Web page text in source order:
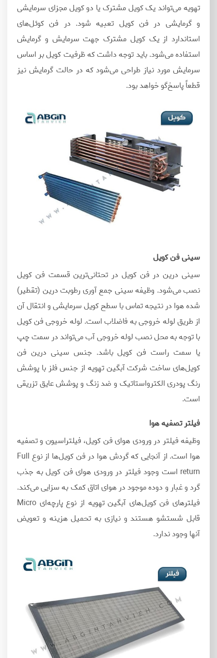
تهویه می‌تواند یک کویل مشترک یا دو کویل مجزای سرمایشی
و گرمایشی در فن کویل تعبیه شود. در فن‌ کوئل‌های
استاندارد از یک کویل مشترک جهت سرمایش و گرمایش
استفاده می‌شود. باید توجه داشت که ظرفیت کویل بر اساس
سرمایش مورد نیاز طراحی می‌شود که در حالت گرمایش نیز
قطعاً پاسخ‌گو خواهد بود.
سینی فن کویل
سینی درین در فن کویل در تحتانی‌ترین قسمت فن کویل
نصب می‌شود. وظیفه سینی جمع آوری رطوبت درین (تقطیر)
شده هوا در نتیجه تماس با سطح کویل سرمایشی و انتقال آن
از طریق لوله خروجی به فاضلاب است. لوله خروجی فن کویل
با توجه به محل نصب لوله خروجی آب می‌تواند در سمت چپ
یا سمت راست فن کویل باشد. جنس سینی درین فن
کویل‌های ساخت شرکت آبگین تهویه از جنس فلز با پوشش
رنگ پودری الکترواستاتیک و ضد زنگ و پوشش عایق تزریقی
است.
فیلتر تصفیه هوا
وظیفه فیلتر در ورودی هوای فن کویل، فیلتراسیون و تصفیه
هوا است. از آنجایی که گردش هوا در فن کویل‌ها از نوع Full
return است وجود فیلتر در ورودی هوای فن کویل به جذب
گرد و غبار و دوده موجود در هوای اتاق کمک به سزایی می‌کند.
فیلترهای فن کویل‌های آبگین تهویه از نوع پارچه‌ای Micro
قابل شستشو هستند و نیازی به تحمیل هزینه و تعویض
آنها وجود ندارد.